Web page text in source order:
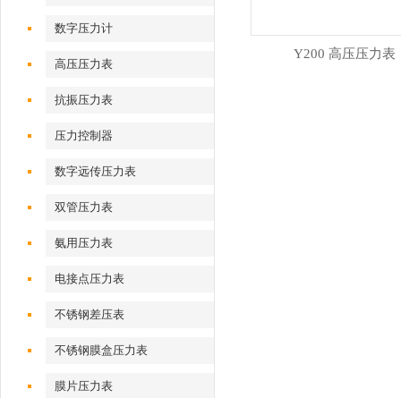
数字压力计
高压压力表
抗振压力表
压力控制器
数字远传压力表
双管压力表
氨用压力表
电接点压力表
不锈钢差压表
不锈钢膜盒压力表
膜片压力表
Y200 高压压力表